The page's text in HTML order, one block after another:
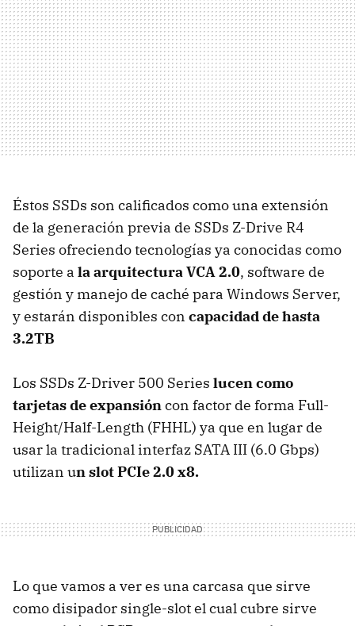
Éstos SSDs son calificados como una extensión
de la generación previa de SSDs Z-Drive R4
Series ofreciendo tecnologías ya conocidas como
soporte a la arquitectura VCA 2.0, software de
gestión y manejo de caché para Windows Server,
y estarán disponibles con capacidad de hasta
3.2TB
Los SSDs Z-Driver 500 Series lucen como
tarjetas de expansión con factor de forma Full-
Height/Half-Length (FHHL) ya que en lugar de
usar la tradicional interfaz SATA III (6.0 Gbps)
utilizan un slot PCIe 2.0 x8.
Lo que vamos a ver es una carcasa que sirve
como disipador single-slot el cual cubre sirve